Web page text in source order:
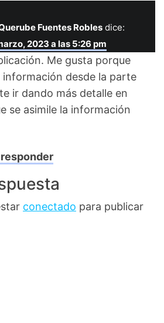
Fuentes Robles dice:
2023 a las 5:26 pm
Me gusta porque
desde la parte
ir dando más detalle en
se asimile la información
conectado para publicar